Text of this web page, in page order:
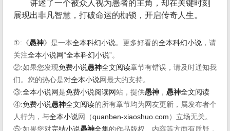
讲述了一个被众人视为愚者的主角，却在关键时刻
展现出非凡智慧，打破命运的枷锁，开启传奇人生。
①:《愚神》是一本全本科幻小说。更多好看的全本科幻小说 ，请
关注全本小说网“全本科幻小说”。
②:如果您发现免费小说愚神全文阅读章节有错误，请及时通知我
们。您的热心是对全本小说网最大的支持。
③:全本小说网是免费小说阅读网站，提供愚神 ， 愚神全文阅读
④:免费小说愚神全文阅读的所有章节均为网友更新，属发布者个
人行为，与全本小说网（quanben-xiaoshuo.com ）立场无关。
⑤:如果您对完结小说愚神全集的作品版权、内容等方面有质疑，